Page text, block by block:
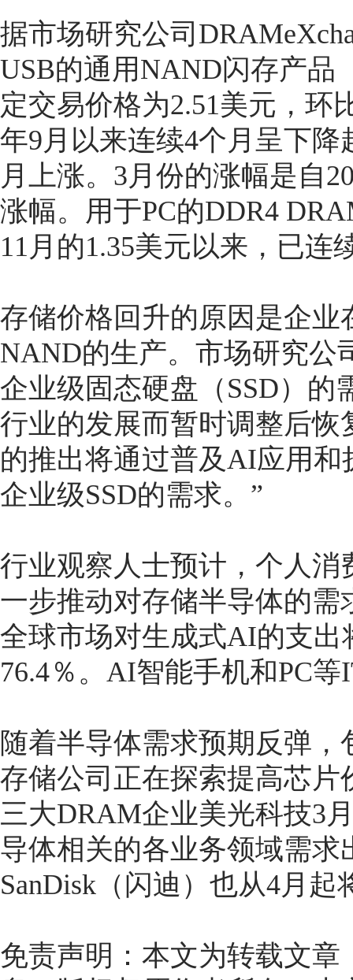
据市场研究公司
USB的通用NAND闪存产品
定交易价格为2.51美元，环
年9月以来连续4个月呈下
月上涨。3月份的涨幅是自
涨幅。用于PC的DDR4
11月的1.35美元以来，已连
存储价格回升的原因是企
NAND的生产。市场研究公
企业级固态硬盘（SSD）
行业的发展而暂时调整后恢
的推出将通过普及AI应用
企业级SSD的需求。”
行业观察人士预计，个人
一步推动对存储半导体的需
全球市场对生成式AI的支出
76.4％。AI智能手机和PC
随着半导体需求预期反弹
存储公司正在探索提高芯
三大DRAM企业美光科技3
导体相关的各业务领域需
SanDisk（闪迪）也从4月
免责声明：本文为转载文